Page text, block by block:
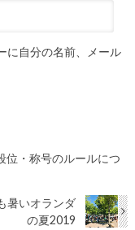
に自分の名前、メール
位・称号のルールにつ
暑いオランダ
の夏2019